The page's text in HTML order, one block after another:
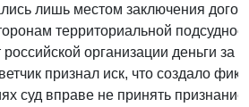
лишь местом заключения
территориальной
организации деньги
признал иск, что создало
суд вправе не принять